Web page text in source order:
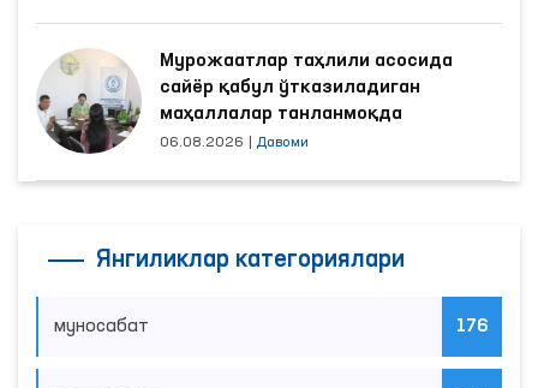
Мурожаатлар таҳлили асосида
сайёр қабул ўтказиладиган
маҳаллалар танланмоқда
06.08.2026 Давоми
Янгиликлар категориялари
муносабат 176